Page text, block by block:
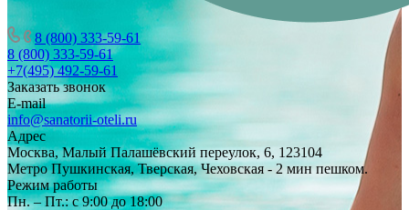
8 (800) 333-59-61
8 (800) 333-59-61
+7(495) 492-59-61
Заказать звонок
E-mail
info@sanatorii-oteli.ru
Адрес
Москва, Малый Палашёвский переулок, 6, 123104
Метро Пушкинская, Тверская, Чеховская - 2 мин пешком.
Режим работы
Пн. – Пт.: с 9:00 до 18:00